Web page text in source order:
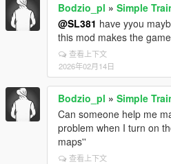
Bodzio_pl » Simple
@SL381 have yyou
this mod makes the
查看上下文
2026年02月14日
Bodzio_pl » Simple
Can someone help me
problem when I turn on
maps''
查看上下文